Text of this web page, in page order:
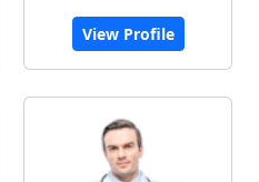
View Profile